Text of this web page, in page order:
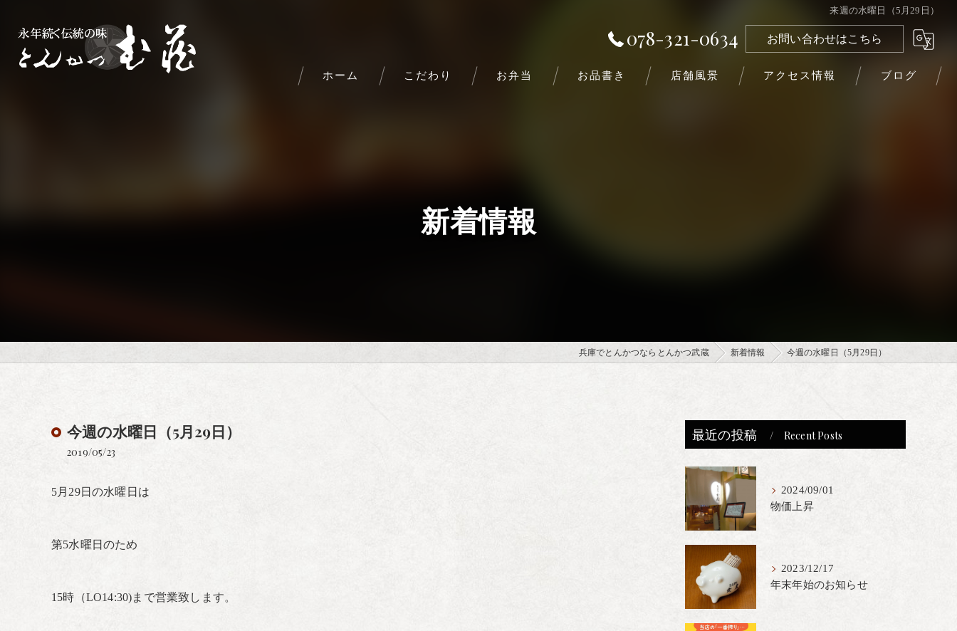
来週の水曜日（5月29日）
078-321-0634 お問い合わせはこちら
ホーム こだわり お弁当 お品書き 店舗風景 アクセス情報 ブログ
新着情報
兵庫でとんかつならとんかつ武蔵 新着情報 今週の水曜日（5月29日）
今週の水曜日（5月29日）
2019/05/23
5月29日の水曜日は
第5水曜日のため
15時（LO14:30)まで営業致します。
最近の投稿 Recent Posts
2024/09/01
物価上昇
2023/12/17
年末年始のお知らせ